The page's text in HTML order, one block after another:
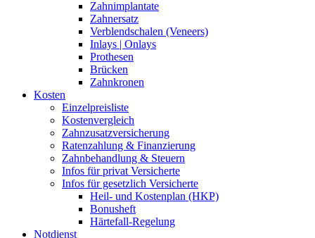
Zahnimplantate
Zahnersatz
Verblendschalen (Veneers)
Inlays | Onlays
Prothesen
Brücken
Zahnkronen
Kosten
Einzelpreisliste
Kostenvergleich
Zahnzusatzversicherung
Ratenzahlung & Finanzierung
Zahnbehandlung & Steuern
Infos für privat Versicherte
Infos für gesetzlich Versicherte
Heil- und Kostenplan (HKP)
Bonusheft
Härtefall-Regelung
Notdienst